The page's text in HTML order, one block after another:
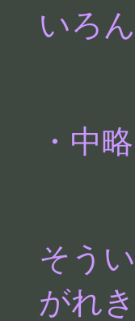
いろ
・中略
そう
がれ